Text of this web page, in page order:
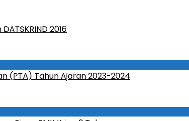
2016
(PTA) Tahun Ajaran 2023-2024